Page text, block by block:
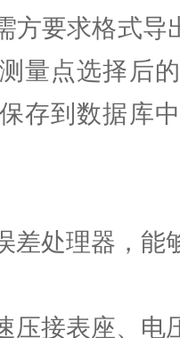
方要求格式
量点选择后
存到数据库
差处理器，能
压接表座、电